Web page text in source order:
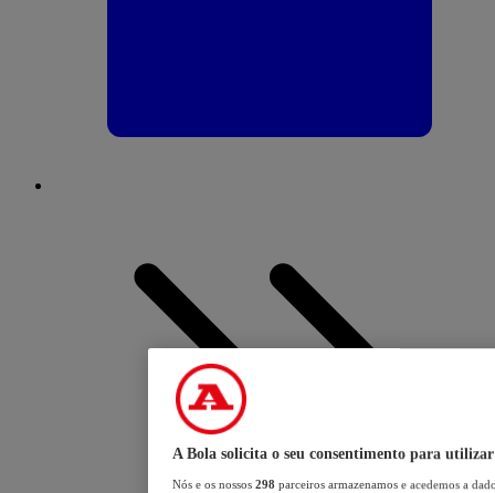
A Bola solicita o seu consentimento para utilizar
Nós e os nossos 298 parceiros armazenamos e acedemos a